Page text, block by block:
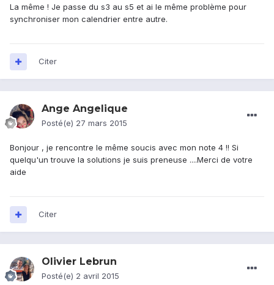
La même ! Je passe du s3 au s5 et ai le même problème pour
synchroniser mon calendrier entre autre.
Citer
Ange Angelique
Posté(e) 27 mars 2015
Bonjour , je rencontre le même soucis avec mon note 4 !! Si
quelqu'un trouve la solutions je suis preneuse ....Merci de votre
aide
Citer
Olivier Lebrun
Posté(e) 2 avril 2015